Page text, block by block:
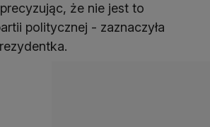
że nie jest to
politycznej - zaznaczyła